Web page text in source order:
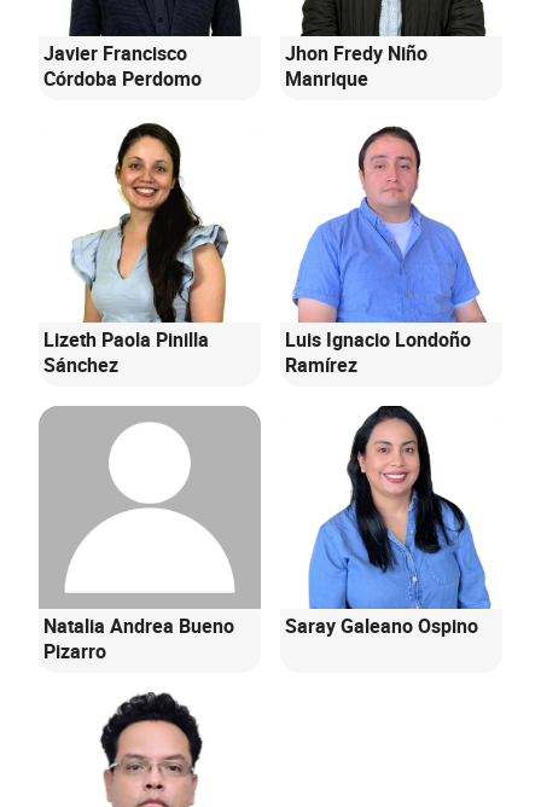
Javier Francisco
Córdoba Perdomo
Jhon Fredy Niño
Manrique
Lizeth Paola Pinilla
Sánchez
Luis Ignacio Londoño
Ramírez
Natalia Andrea Bueno
Pizarro
Saray Galeano Ospino